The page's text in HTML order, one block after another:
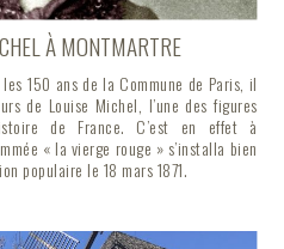
À MONTMARTRE
150 ans de la Commune de Paris, il
de Louise Michel, l’une des figures
de France. C’est en effet à
« la vierge rouge » s’installa bien
populaire le 18 mars 1871.